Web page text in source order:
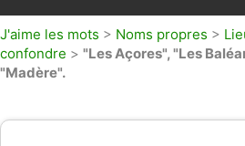
J'aime les mots > Noms propres >
confondre > "Les Açores", "Les
"Madère".